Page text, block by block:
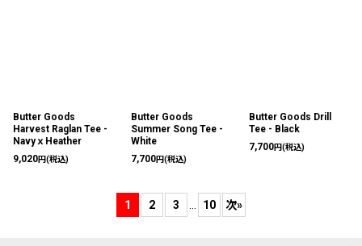
Butter Goods
Harvest Raglan Tee -
NavyｘHeather
9,020円(税込)
Butter Goods
Summer Song Tee -
White
7,700円(税込)
Butter Goods Drill
Tee - Black
7,700円(税込)
1 2 3 10 次»